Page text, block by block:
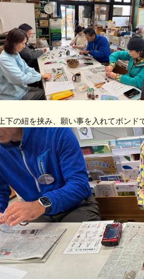
上下の紐を挟み、願い事を入れてボンド